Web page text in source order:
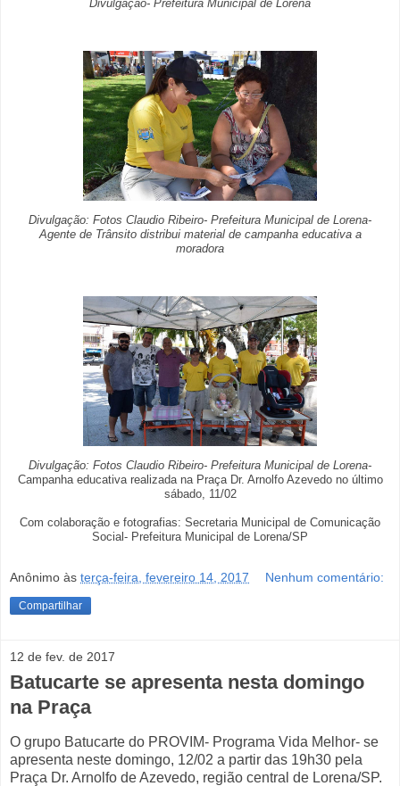
Divulgação- Prefeitura Municipal de Lorena
Divulgação: Fotos Claudio Ribeiro- Prefeitura Municipal de Lorena-
Agente de Trânsito distribui material de campanha educativa a
moradora
Divulgação: Fotos Claudio Ribeiro- Prefeitura Municipal de Lorena-
Campanha educativa realizada na Praça Dr. Arnolfo Azevedo no último
sábado, 11/02
Com colaboração e fotografias: Secretaria Municipal de Comunicação
Social- Prefeitura Municipal de Lorena/SP
Anônimo às terça-feira, fevereiro 14, 2017 Nenhum comentário:
Compartilhar
12 de fev. de 2017
Batucarte se apresenta nesta domingo
na Praça
O grupo Batucarte do PROVIM- Programa Vida Melhor- se
apresenta neste domingo, 12/02 a partir das 19h30 pela
Praça Dr. Arnolfo de Azevedo, região central de Lorena/SP.